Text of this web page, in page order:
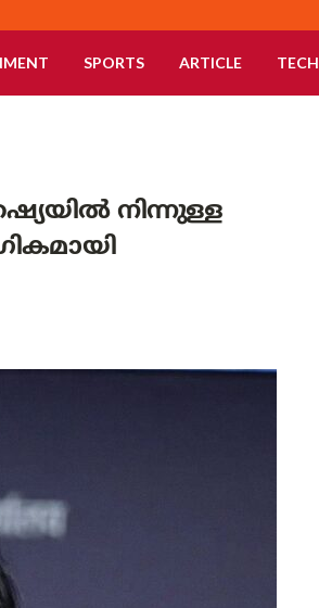
SPORTS ARTICLE TECH
നിന്നുള്ള